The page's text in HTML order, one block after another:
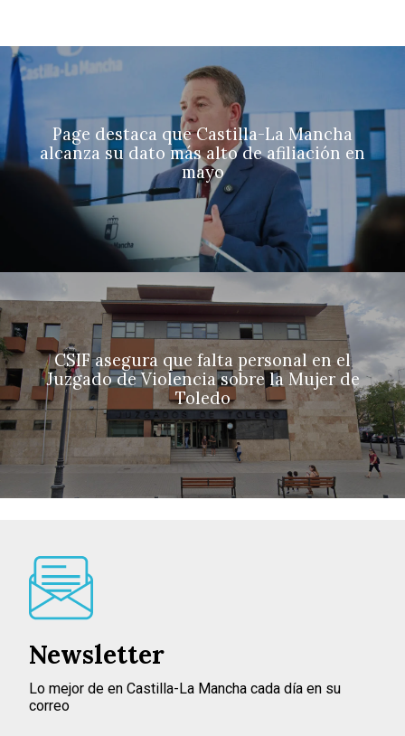
Page destaca que Castilla-La Mancha
alcanza su dato más alto de afiliación en
mayo
CSIF asegura que falta personal en el
Juzgado de Violencia sobre la Mujer de
Toledo
Newsletter
Lo mejor de en Castilla-La Mancha cada día en su
correo